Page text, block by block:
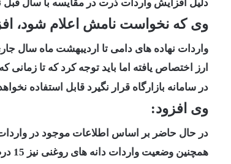
دلیل افزایش واردات ذرت در مقایسه با سال
وی که نخواست نامش اعلام شود،
واردات نهاده های دامی تا اردیبهشت ماه سال
ارز اختصاص یافته اما باید توجه کرد که تا
در سامانه بازارگاه قرار نگیرد قابل استفاده
وی افزود:
در حال حاضر بر اساس اطلاعات موجود در واردات روغن 36 درصد در مقایسه با سال
همچنین وضعیت واردات دانه های روغنی نیز 15 درصد در مقایسه با سال قبل عقب است.